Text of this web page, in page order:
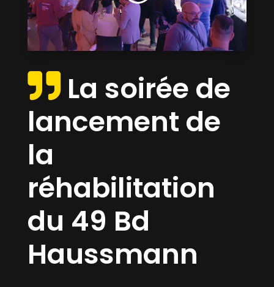
La soirée de
lancement de
la
réhabilitation
du 49 Bd
Haussmann